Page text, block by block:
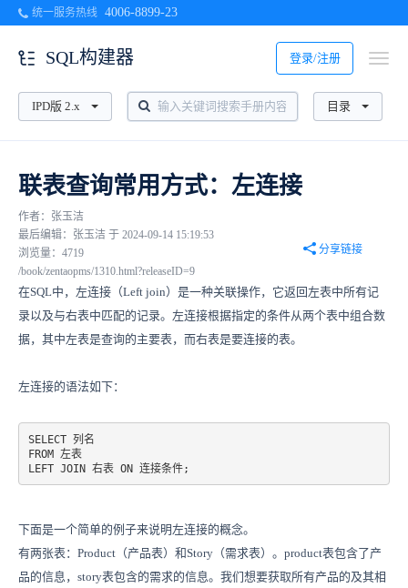
统一服务热线 4006-8899-23
登录/注册
SQL构建器
IPD版 2.x 目录
联表查询常用方式：左连接
作者：张玉洁
最后编辑：张玉洁 于 2024-09-14 15:19:53
浏览量：4719
分享链接
/book/zentaopms/1310.html?releaseID=9
在SQL中，左连接（Left join）是一种关联操作，它返回左表中所有记
录以及与右表中匹配的记录。左连接根据指定的条件从两个表中组合数
据，其中左表是查询的主要表，而右表是要连接的表。
左连接的语法如下：
SELECT 列名
FROM 左表
LEFT JOIN 右表 ON 连接条件;
下面是一个简单的例子来说明左连接的概念。
有两张表：Product（产品表）和Story（需求表）。product表包含了产
品的信息，story表包含的需求的信息。我们想要获取所有产品的及其相